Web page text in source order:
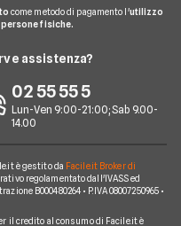
come metodo di pagamento l'utilizzo
fisiche.
assistenza?
02 55 55 5
Lun-Ven 9:00-21:00; Sab 9.00-
14.00
è gestito da Facile.it Broker di
regolamentato dall'IVASS ed
B000480264 • P.IVA 08007250965 •
il credito al consumo di Facile.it è